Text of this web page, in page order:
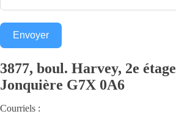
Envoyer
3877, boul. Harvey, 2e étage
Jonquière G7X 0A6
Courriels :